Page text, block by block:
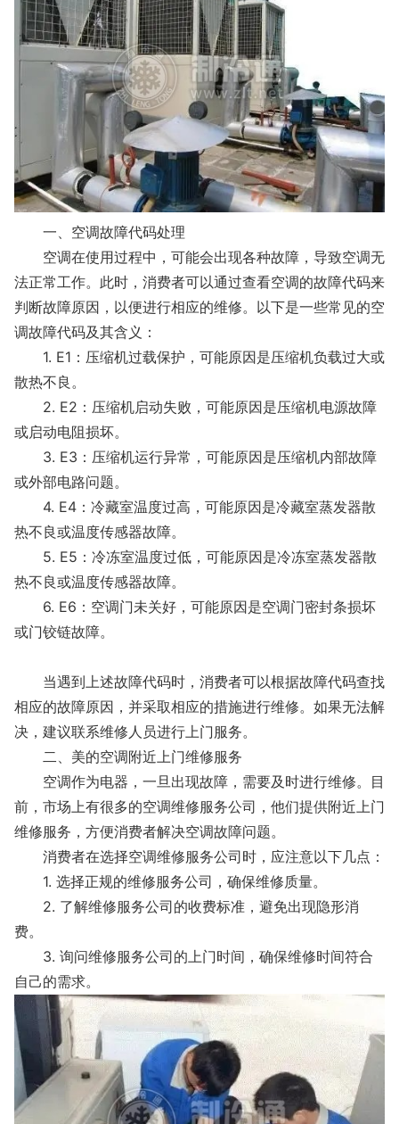
一、空调故障代码处理
空调在使用过程中，可能会出现各种故障，导致空调无
法正常工作。此时，消费者可以通过查看空调的故障代码来
判断故障原因，以便进行相应的维修。以下是一些常见的空
调故障代码及其含义：
1. E1：压缩机过载保护，可能原因是压缩机负载过大或
散热不良。
2. E2：压缩机启动失败，可能原因是压缩机电源故障
或启动电阻损坏。
3. E3：压缩机运行异常，可能原因是压缩机内部故障
或外部电路问题。
4. E4：冷藏室温度过高，可能原因是冷藏室蒸发器散
热不良或温度传感器故障。
5. E5：冷冻室温度过低，可能原因是冷冻室蒸发器散
热不良或温度传感器故障。
6. E6：空调门未关好，可能原因是空调门密封条损坏
或门铰链故障。
当遇到上述故障代码时，消费者可以根据故障代码查找
相应的故障原因，并采取相应的措施进行维修。如果无法解
决，建议联系维修人员进行上门服务。
二、美的空调附近上门维修服务
空调作为电器，一旦出现故障，需要及时进行维修。目
前，市场上有很多的空调维修服务公司，他们提供附近上门
维修服务，方便消费者解决空调故障问题。
消费者在选择空调维修服务公司时，应注意以下几点：
1. 选择正规的维修服务公司，确保维修质量。
2. 了解维修服务公司的收费标准，避免出现隐形消
费。
3. 询问维修服务公司的上门时间，确保维修时间符合
自己的需求。